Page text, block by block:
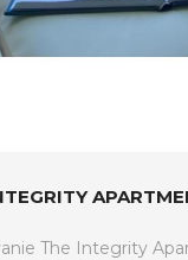
The Integrity